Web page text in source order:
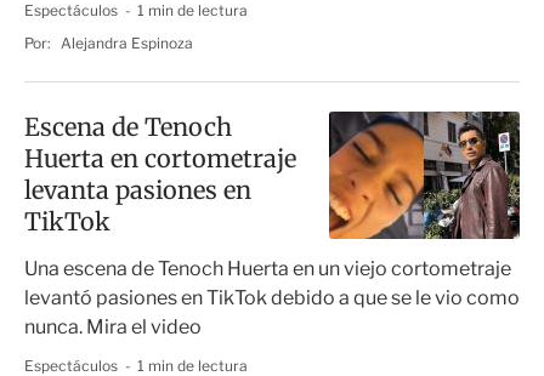
Espectáculos
1 min de lectura
Por: Alejandra Espinoza
Escena de Tenoch
Huerta en cortometraje
levanta pasiones en
TikTok
Una escena de Tenoch Huerta en un viejo cortometraje
levantó pasiones en TikTok debido a que se le vio como
nunca. Mira el video
Espectáculos
1 min de lectura